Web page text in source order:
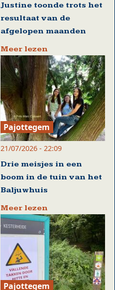
Justine toonde trots het
resultaat van de
afgelopen maanden
Meer lezen
Pajottegem
21/07/2026 - 22:09
Drie meisjes in een
boom in de tuin van het
Baljuwhuis
Meer lezen
Pajottegem